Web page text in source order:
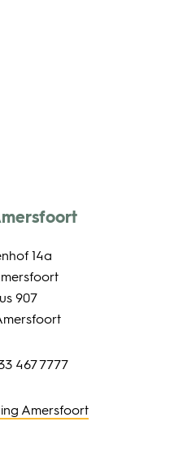
14a
907
467 7777
Amersfoort